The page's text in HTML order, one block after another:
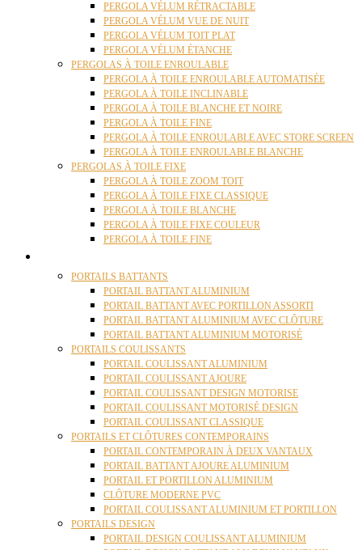
PERGOLA VÉLUM RÉTRACTABLE
PERGOLA VÉLUM VUE DE NUIT
PERGOLA VÉLUM TOIT PLAT
PERGOLA VÉLUM ÉTANCHE
PERGOLAS À TOILE ENROULABLE
PERGOLA À TOILE ENROULABLE AUTOMATISÉE
PERGOLA À TOILE INCLINABLE
PERGOLA À TOILE BLANCHE ET NOIRE
PERGOLA À TOILE FINE
PERGOLA À TOILE ENROULABLE AVEC STORE SCREEN
PERGOLA À TOILE ENROULABLE BLANCHE
PERGOLAS À TOILE FIXE
PERGOLA À TOILE ZOOM TOIT
PERGOLA À TOILE FIXE CLASSIQUE
PERGOLA À TOILE BLANCHE
PERGOLA À TOILE FIXE COULEUR
PERGOLA À TOILE FINE
PORTAILS BATTANTS
PORTAIL BATTANT ALUMINIUM
PORTAIL BATTANT AVEC PORTILLON ASSORTI
PORTAIL BATTANT ALUMINIUM AVEC CLÔTURE
PORTAIL BATTANT ALUMINIUM MOTORISÉ
PORTAILS COULISSANTS
PORTAIL COULISSANT ALUMINIUM
PORTAIL COULISSANT AJOURE
PORTAIL COULISSANT DESIGN MOTORISE
PORTAIL COULISSANT MOTORISÉ DESIGN
PORTAIL COULISSANT CLASSIQUE
PORTAILS ET CLÔTURES CONTEMPORAINS
PORTAIL CONTEMPORAIN À DEUX VANTAUX
PORTAIL BATTANT AJOURE ALUMINIUM
PORTAIL ET PORTILLON ALUMINIUM
CLÔTURE MODERNE PVC
PORTAIL COULISSANT ALUMINIUM ET PORTILLON
PORTAILS DESIGN
PORTAIL DESIGN COULISSANT ALUMINIUM